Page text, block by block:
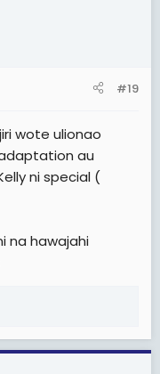
#19
wote ulionao
au
ni special (
na hawajahi